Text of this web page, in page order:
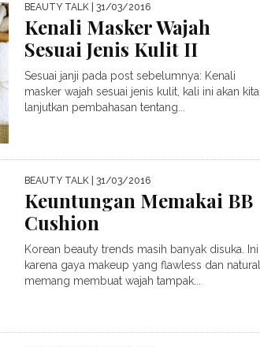
BEAUTY TALK | 31/03/2016
Kenali Masker Wajah
Sesuai Jenis Kulit II
Sesuai janji pada post sebelumnya: Kenali
masker wajah sesuai jenis kulit, kali ini akan kita
lanjutkan pembahasan tentang...
BEAUTY TALK | 31/03/2016
Keuntungan Memakai BB
Cushion
Korean beauty trends masih banyak disuka. Ini
karena gaya makeup yang flawless dan natural
memang membuat wajah tampak...